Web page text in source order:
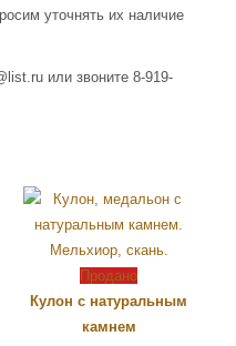
уточнять их наличие
или звоните 8-919-
Продано
Кулон с натуральным
камнем